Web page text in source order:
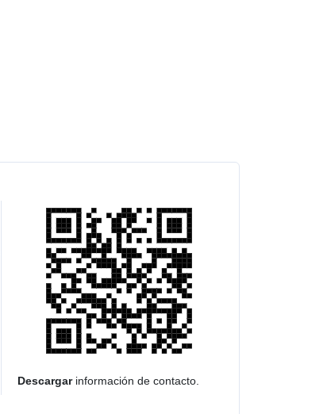
Descargarinformación de contacto.